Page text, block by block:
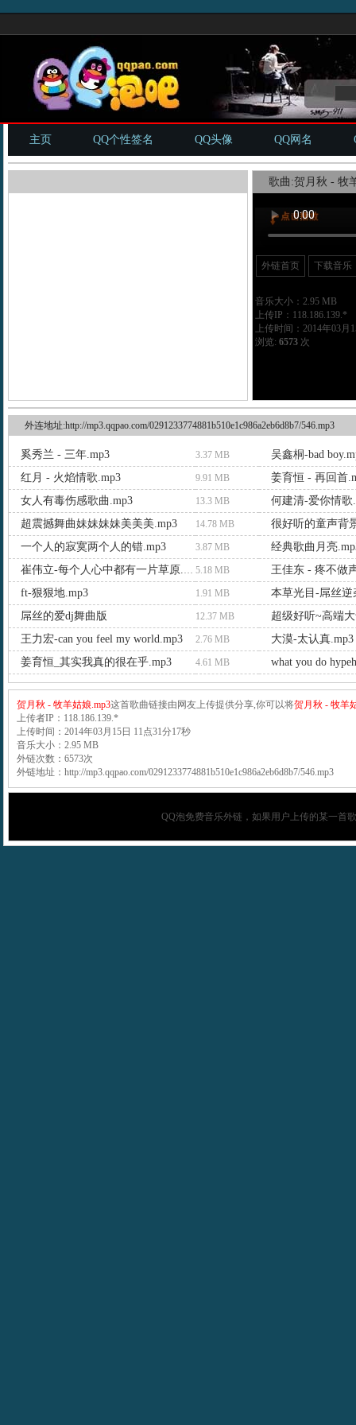
主页 QQ个性签名 QQ头像 QQ网名
歌曲:贺月秋 - 牧
外链首页 下载音乐
音乐大小：2.95 MB
上传IP：118.186.139.*
上传时间：2014年03月
浏览: 6573次
外连地址:http://mp3.qqpao.com/0291233774881b510e1c986a2eb6d8b7/546.mp3
奚秀兰 - 三年.mp3 3.37 MB
吴鑫桐-bad
红月 - 火焰情歌.mp3
9.91 MB
姜育恒 - 再回首
女人有毒伤感歌曲.mp3
13.3 MB
何建清-爱你情歌
超震撼舞曲妹妹妹妹美美美.mp3
14.78 MB
很好听的童声背
一个人的寂寞两个人的错.mp3
3.87 MB 经典歌曲月亮
崔伟立-每个人心中都有一片草原.mp3 5.18 MB
王佳东 - 疼不做
ft-狠狠地.mp3
1.91 MB
本草光目-屌丝逆
屌丝的爱dj舞曲版
12.37 MB
超级好听~高端
王力宏-can you feel my world.mp3
2.76 MB
大漠-太认真.mp3
姜育恒_其实我真的很在乎.mp3
4.61 MB what you do
贺月秋 - 牧羊姑娘.mp3这首歌曲链接由网友上传提供分享,你可以将贺月秋 - 牧羊
上传者IP：118.186.139.*
上传时间：2014年03月15日 11点31分17秒
音乐大小：2.95 MB
外链次数：6573次
外链地址：http://mp3.qqpao.com/0291233774881b510e1c986a2eb6d8b7/546.mp3
QQ泡免费音乐外链，如果用户上传的某一首